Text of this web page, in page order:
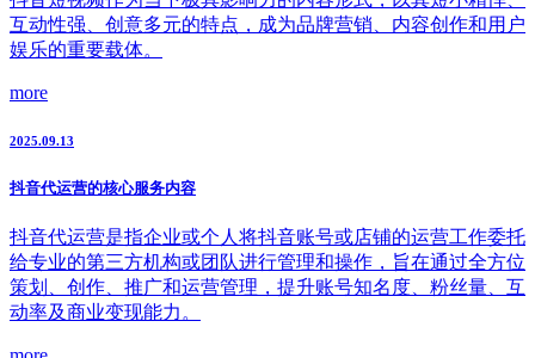
互动性强、创意多元的特点，成为品牌营销、内容创作和用户
娱乐的重要载体。
more
2025.09.13
抖音代运营的核心服务内容
抖音代运营是指企业或个人将抖音账号或店铺的运营工作委托
给专业的第三方机构或团队进行管理和操作，旨在通过全方位
策划、创作、推广和运营管理，提升账号知名度、粉丝量、互
动率及商业变现能力。